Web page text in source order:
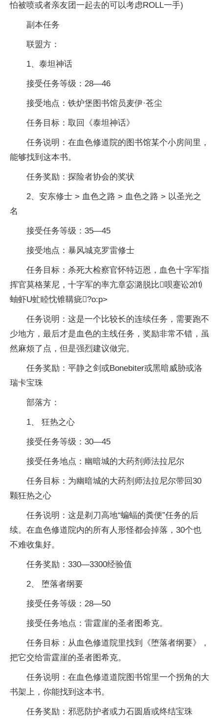
怕被喷或者亲友团一起去的可以考虑ROLL一手)
副本任务
联盟方：
1、泰坦神话
接受任务等级：28—46
接受地点：铁炉堡图书馆员麦伊·苍尘
任务目标：取回《泰坦神话》
任务说明：在血色修道院的图书馆某个小房间里，
能够找到这本书。
任务奖励：探险者协会的奖状
2、安东修士 > 血色之路 > 血色之路 > 以圣光之
名
接受任务等级：35—45
接受地点：暴风城克罗雷修士
任务目标：杀死大检察官怀特迈恩，血色十字军指
挥官莫格莱尼，十字军的率亢章宓潞脱比呗蹇讼2⑾
蚰虾U虻睦忱锥鞲疵?o:p>
任务说明：这是一个比较长的连续任务，需要跑不
少地方，最后才是血色的主线任务，奖励非常不错，虽
然麻烦了点，但是强烈建议做完。
任务奖励： 平静之剑或Bonebiter或黑暗威胁或洛
瑞卡宝珠
部落方：
1、 狂热之心
接受任务等级：30—45
接受任务地点：幽暗城的大药剂师法拉尼尔
任务目标：为幽暗城的大药剂师法拉尼尔带回30
颗狂热之心
任务说明：这是剃刀高地“蝙蝠的粪便”任务的后
续。在血色修道院内的所有人形怪都会掉落，30个也
不难收集好。
任务奖励：330—3300经验值
2、 堕落者纲要
接受任务等级：28—50
接受任务地点：雷霆崖的圣者图希克。
任务目标：从血色修道院里找到《堕落者纲要》，
把它交给雷霆崖的圣者图希克。
任务说明：在血色修道道院图书馆里一个拐角的大
书架上，你能找到这本书。
任务奖励：邪恶防护者或力石圆盾或终结宝珠